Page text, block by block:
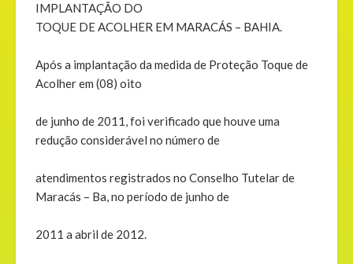
IMPLANTAÇÃO DO
TOQUE DE ACOLHER EM MARACÁS – BAHIA.
Após a implantação da medida de Proteção Toque de
Acolher em (08) oito
de junho de 2011, foi verificado que houve uma
redução considerável no número de
atendimentos registrados no Conselho Tutelar de
Maracás – Ba, no período de junho de
2011 a abril de 2012.